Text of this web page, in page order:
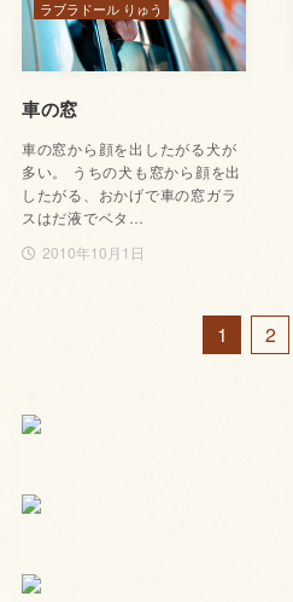
車の窓
車の窓から顔を出したがる犬が
多い。 うちの犬も窓から顔を出
したがる、おかげで車の窓ガラ
スはだ液でベタ…
2010年10月1日
ラブラドール りゅう
1 2